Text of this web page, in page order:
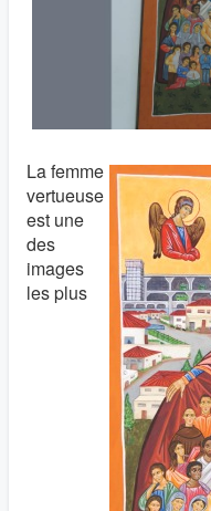
La femme
vertueuse
est une
des
images
les plus